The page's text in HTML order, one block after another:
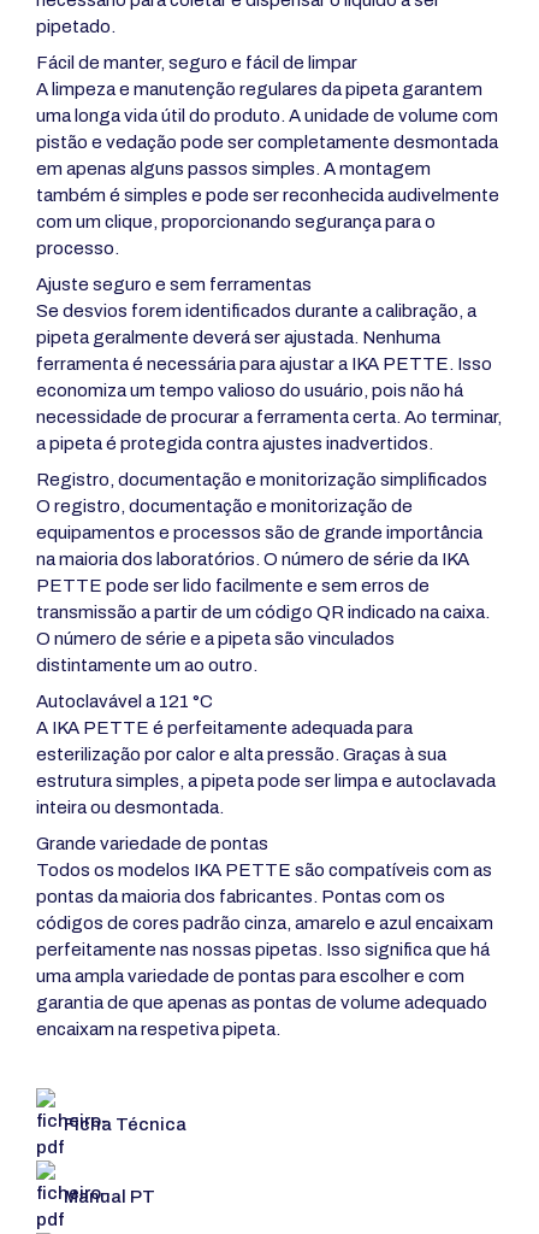
pipetado.
Fácil de manter, seguro e fácil de limpar
A limpeza e manutenção regulares da pipeta garantem
uma longa vida útil do produto. A unidade de volume com
pistão e vedação pode ser completamente desmontada
em apenas alguns passos simples. A montagem
também é simples e pode ser reconhecida audivelmente
com um clique, proporcionando segurança para o
processo.
Ajuste seguro e sem ferramentas
Se desvios forem identificados durante a calibração, a
pipeta geralmente deverá ser ajustada. Nenhuma
ferramenta é necessária para ajustar a IKA PETTE. Isso
economiza um tempo valioso do usuário, pois não há
necessidade de procurar a ferramenta certa. Ao terminar,
a pipeta é protegida contra ajustes inadvertidos.
Registro, documentação e monitorização simplificados
O registro, documentação e monitorização de
equipamentos e processos são de grande importância
na maioria dos laboratórios. O número de série da IKA
PETTE pode ser lido facilmente e sem erros de
transmissão a partir de um código QR indicado na caixa.
O número de série e a pipeta são vinculados
distintamente um ao outro.
Autoclavável a 121 °C
A IKA PETTE é perfeitamente adequada para
esterilização por calor e alta pressão. Graças à sua
estrutura simples, a pipeta pode ser limpa e autoclavada
inteira ou desmontada.
Grande variedade de pontas
Todos os modelos IKA PETTE são compatíveis com as
pontas da maioria dos fabricantes. Pontas com os
códigos de cores padrão cinza, amarelo e azul encaixam
perfeitamente nas nossas pipetas. Isso significa que há
uma ampla variedade de pontas para escolher e com
garantia de que apenas as pontas de volume adequado
encaixam na respetiva pipeta.
Ficha Técnica
Manual PT